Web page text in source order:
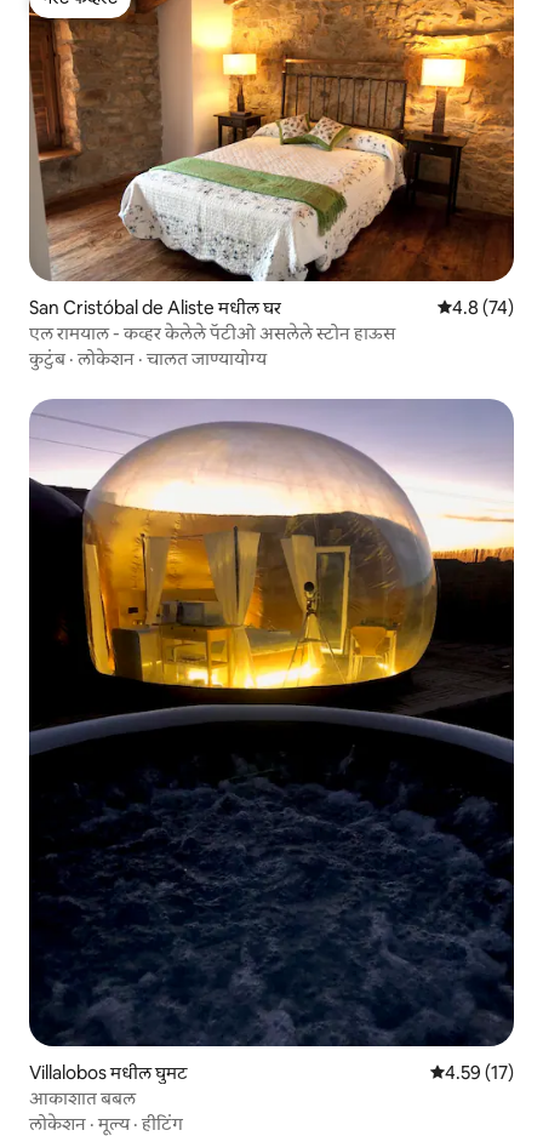
गेस्ट फेव्हरेट
San Cristóbal de Aliste मधील घर 5 पैकी 4.8
4.8 (74)
एल रामयाल - कव्हर केलेले पॅटीओ असलेले स्टोन हाऊस
कुटुंब·लोकेशन ·चालत जाण्यायोग्य
Villalobos मधील घुमट 5 पैकी 4.59
4.59 (17)
आकाशात बबल
लोकेशन ·मूल्य·हीटिंग